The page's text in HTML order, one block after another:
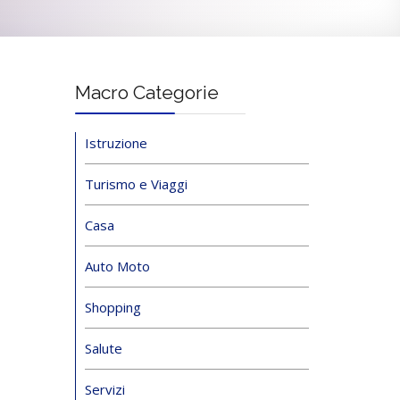
Macro Categorie
Istruzione
Turismo e Viaggi
Casa
Auto Moto
Shopping
Salute
Servizi